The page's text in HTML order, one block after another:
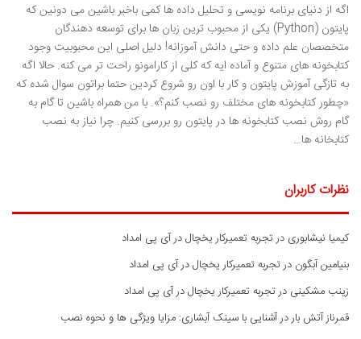
اگه از دنیای برنامه نویسی و تحلیل داده ها کمی باخبر باشین می دونین که
پایتون (Python) یکی از محبوب ترین زبان ها برای توسعه دهندگان
متخصصان علم داده و حتی دانش آموزانه! دلیل اصلی این محبوبیت وجود
کتابخونه های متنوع و آماده ایه که کلی از کارامونو راحت تر می کنه. حالا اگه
به تازگی آموزش پایتون و کار با اون رو شروع کردین حتما براتون سوال شده که
«چطور کتابخونه های مختلف رو نصب کنم؟». با من همراه باشین تا گام به
گام روش نصب کتابخونه ها در پایتون رو بررسی کنیم. چرا نیاز به نصب
کتابخانه ها…
نظرات کاربران
کیمیا نیشابوری درتجربه تعمیرکار یخچال در آی پی امداد
بنیامین آبگون درتجربه تعمیرکار یخچال در آی پی امداد
زینب مشکینی درتجربه تعمیرکار یخچال در آی پی امداد
قمرناز آتش باردرآشنایی با سینک آبشاری: مزایا ویژگی ها و نحوه نصب